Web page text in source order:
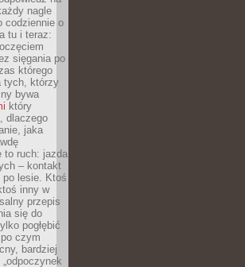
nagle
codziennie o
tu i teraz:
sięgania po
którego
tych, którzy
bywa
który
dlaczego
jaka
to ruch: jazda
– kontakt
po lesie. Ktoś
inny w
przepis
się do
pogłębić
czym
bardziej